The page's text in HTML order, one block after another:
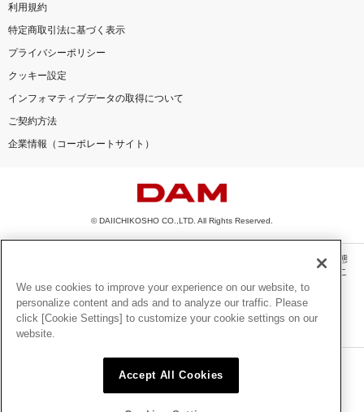
利用規約
特定商取引法に基づく表示
プライバシーポリシー
クッキー設定
インフォマティブデータの取得について
ご契約方法
企業情報（コーポレートサイト）
© DAIICHIKOSHO CO.,LTD. All Rights Reserved.
このサイトに掲載されている一切の文章・画像・写真・動画・音声等を、手段や形態
を問わず、著作権法の定める範囲を超えて無断で複製、転載、ファイル化などするこ
とを禁じます。
楽曲及びコンテンツは、機種によりご利用いただけない場合があります。
楽曲及びコンテンツの配信日、配信内容が変更になる場合があります。
楽曲によりMYリスト保存ができない場合があります。
6602250213Y31015 6602250112Y38026 6602250240Y31015
6602250241Y45122
We use cookies to improve your experience on our website, to
personalize content and ads and to analyze our traffic. Please
click [Cookie Settings] to customize your cookie settings on our
website.
Accept All Cookies